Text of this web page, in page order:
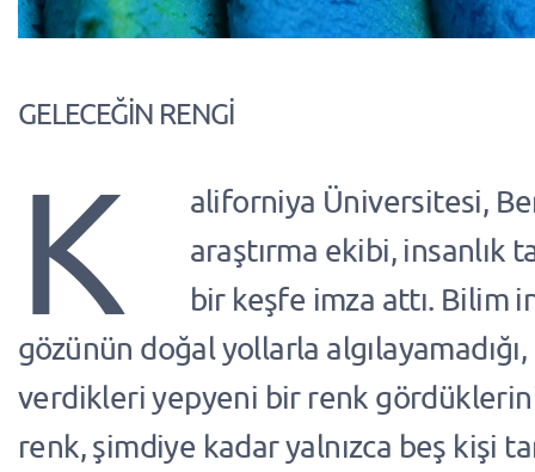
GELECEĞİN RENGİ
K
aliforniya Üniversitesi,
araştırma ekibi, insanlık
bir keşfe imza attı. Bilim
gözünün doğal yollarla algılayamadığı,
verdikleri yepyeni bir renk gördüklerini
renk, şimdiye kadar yalnızca beş kişi